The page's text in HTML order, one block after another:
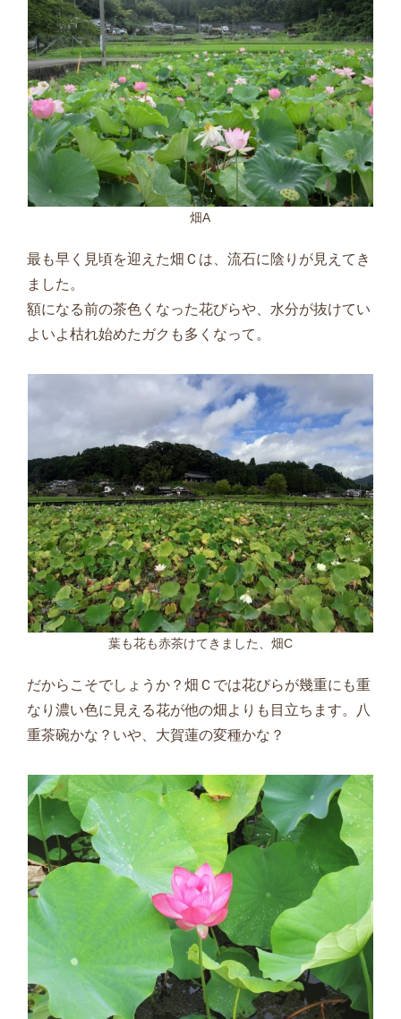
畑A
最も早く見頃を迎えた畑Ｃは、流石に陰りが見えてき
ました。
額になる前の茶色くなった花びらや、水分が抜けてい
よいよ枯れ始めたガクも多くなって。
葉も花も赤茶けてきました、畑C
だからこそでしょうか？畑Ｃでは花びらが幾重にも重
なり濃い色に見える花が他の畑よりも目立ちます。八
重茶碗かな？いや、大賀蓮の変種かな？